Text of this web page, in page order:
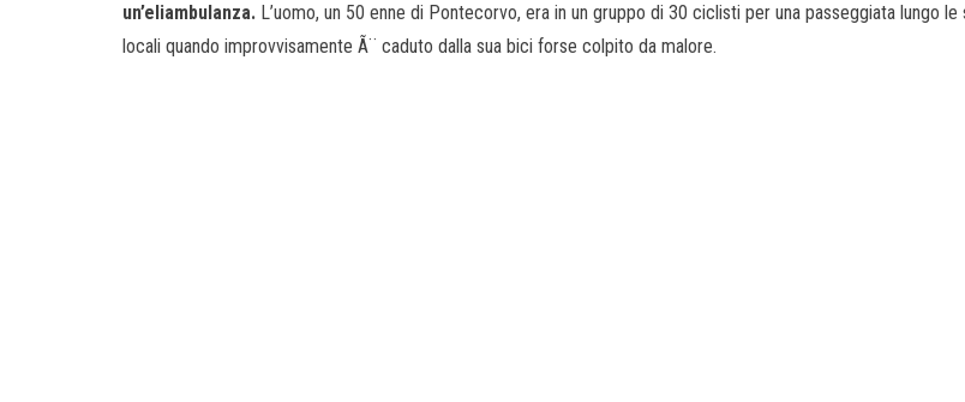
un’eliambulanza. L’uomo, un 50 enne di Pontecorvo, era in un gruppo di 30 ciclisti per una passeggiata lungo le
locali quando improvvisamente Ã¨ caduto dalla sua bici forse colpito da malore.